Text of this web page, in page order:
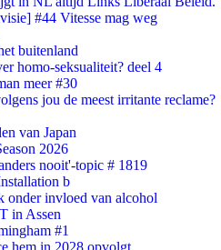
#44 Vitesse mag weg
buitenland
homo-seksualiteit? deel 4
meer #30
jou de meest irritante reclame?
van Japan
2026
nooit'-topic # 1819
b
onder invloed van alcohol
in Assen
#1
hem in 2028 opvolgt